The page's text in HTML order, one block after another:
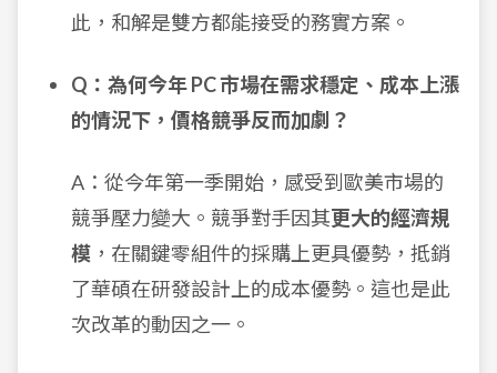
此，和解是雙方都能接受的務實方案。
Q：為何今年 PC 市場在需求穩定、成本上漲
的情況下，價格競爭反而加劇？
A：從今年第一季開始，感受到歐美市場的
競爭壓力變大。競爭對手因其更大的經濟規
模 ，在關鍵零組件的採購上更具優勢，抵銷
了華碩在研發設計上的成本優勢。這也是此
次改革的動因之一。